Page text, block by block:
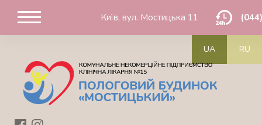
Київ, вул. Мостицька 11
UA RU